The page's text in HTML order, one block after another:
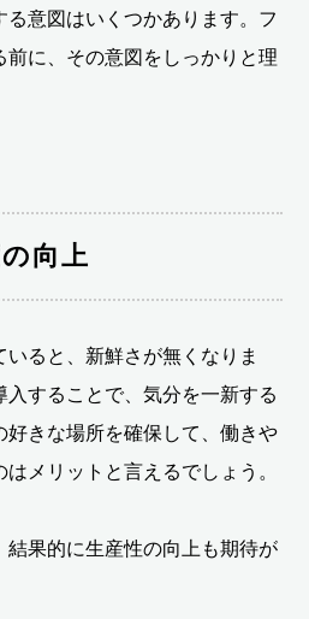
意図はいくつかあります。フ
前に、その意図をしっかりと理
向上
ると、新鮮さが無くなりま
することで、気分を一新する
好きな場所を確保して、働きや
メリットと言えるでしょう。
結果的に生産性の向上も期待が